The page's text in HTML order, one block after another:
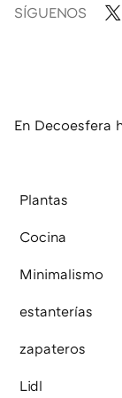
SÍGUENOS
En Decoesfera
Plantas
Cocina
Minimalismo
estanterías
zapateros
Lidl